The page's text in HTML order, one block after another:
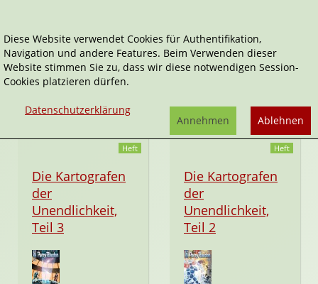
Marco Castiello
Tätigkeitsfelder:
Heft
Die Kartografen
der
Unendlichkeit,
Teil 3
Heft
Die Kartografen
der
Unendlichkeit,
Teil 2
Diese Website verwendet Cookies für Authentifikation,
Navigation und andere Features. Beim Verwenden dieser
Website stimmen Sie zu, dass wir diese notwendigen Session-
Cookies platzieren dürfen.
Datenschutzerklärung
Ablehnen
Annehmen